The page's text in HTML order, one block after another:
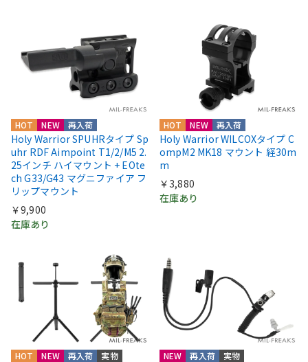
HOT NEW 再入荷
Holy Warrior SPUHRタイプ Sp
uhr RDF Aimpoint T1/2/M5 2.
25インチ ハイマウント + EOte
ch G33/G43 マグニファイア フ
リップマウント
￥9,900
在庫あり
HOT NEW 再入荷
Holy Warrior WILCOXタイプ C
ompM2 MK18 マウント 経30m
m
￥3,880
在庫あり
HOT NEW 再入荷 実物 NEW 再入荷 実物